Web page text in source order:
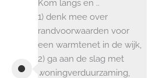
Kom langs en ..
1) denk mee over
randvoorwaarden voor
een warmtenet in de wijk,
2) ga aan de slag met
woningverduurzaming,